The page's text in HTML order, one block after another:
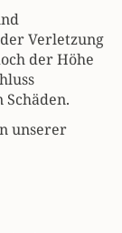
Verletzung
der Höhe
unserer